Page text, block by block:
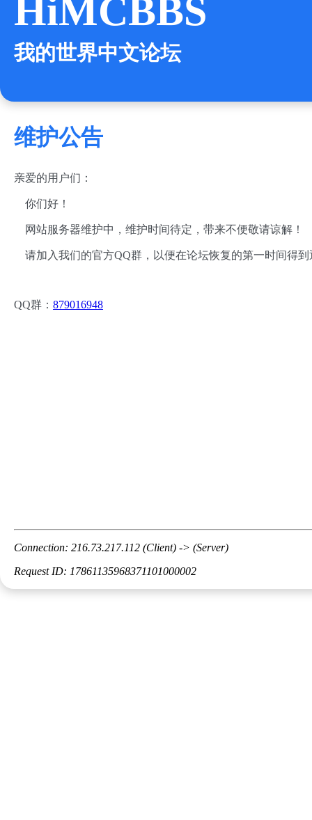
HiMCBBS
我的世界中文论坛
维护公告
亲爱的用户们：
你们好！
网站服务器维护中，维护时间待定，带来不便敬请谅解！
请加入我们的官方QQ群，以便在论坛恢复的第一时间得到
QQ群： 879016948
Connection: 216.73.217.112 (Client) -> (Server)
Request ID: 17861135968371101000002